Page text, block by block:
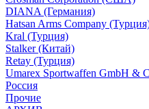
DIANA (Германия)
Hatsan Arms Company
Kral (Турция)
Stalker (Китай)
Retay (Турция)
Umarex Sportwaffen GmbH &
Россия
Прочие